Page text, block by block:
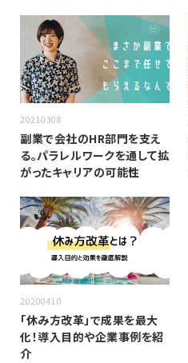
20210308
副業で会社のHR部門を支え
る。パラレルワークを通して拡
がったキャリアの可能性
20200410
「休み方改革」で成果を最大
化！導入目的や企業事例を紹
介